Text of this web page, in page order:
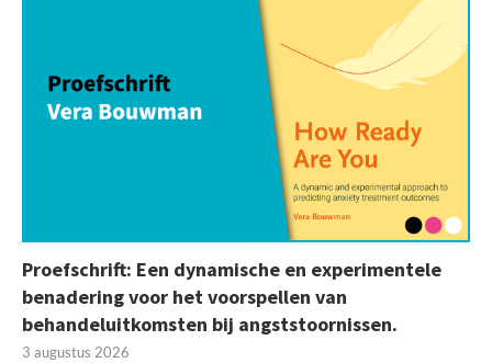
Proefschrift: Een dynamische en experimentele
benadering voor het voorspellen van
behandeluitkomsten bij angststoornissen.
3 augustus 2026